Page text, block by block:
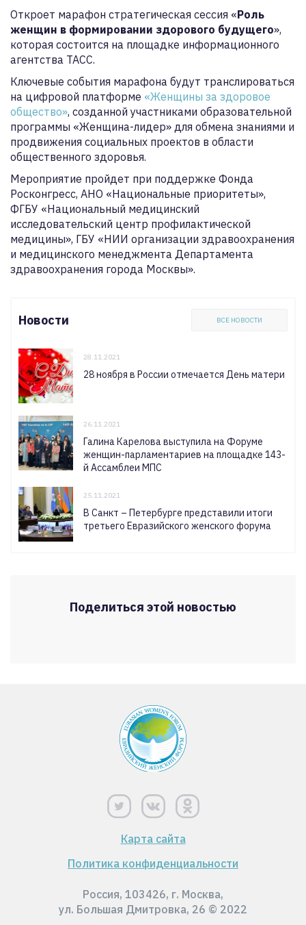
Откроет марафон стратегическая сессия «Роль
женщин в формировании здорового будущего»,
которая состоится на площадке информационного
агентства ТАСС.
Ключевые события марафона будут транслироваться
на цифровой платформе «Женщины за здоровое
общество», созданной участниками образовательной
программы «Женщина-лидер» для обмена знаниями и
продвижения социальных проектов в области
общественного здоровья.
Мероприятие пройдет при поддержке Фонда
Росконгресс, АНО «Национальные приоритеты»,
ФГБУ «Национальный медицинский
исследовательский центр профилактической
медицины», ГБУ «НИИ организации здравоохранения
и медицинского менеджмента Департамента
здравоохранения города Москвы».
Новости ВСЕ НОВОСТИ
28.11.2021
28 ноября в России отмечается День матери
26.11.2021
Галина Карелова выступила на Форуме
женщин-парламентариев на площадке 143-
й Ассамблеи МПС
25.11.2021
В Санкт – Петербурге представили итоги
третьего Евразийского женского форума
Поделиться этой новостью
Карта сайта
Политика конфиденциальности
Россия, 103426, г. Москва,
ул. Большая Дмитровка, 26 © 2022